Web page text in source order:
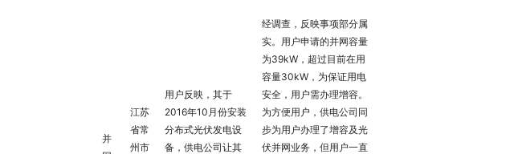
并
江苏
省常
州市
用户反映，其于
2016年10月份安装
分布式光伏发电设
备，供电公司让其
经调查，反映事项部分属
实。用户申请的并网容量
为39kW，超过目前在用
容量30kW，为保证用电
安全，用户需办理增容。
为方便用户，供电公司同
步为用户办理了增容及光
伏并网业务，但用户一直